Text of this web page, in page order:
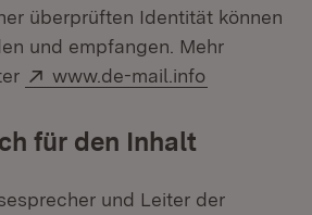
überprüften Identität können
und empfangen. Mehr
Extern:
www.de-mail.info
für den Inhalt
und Leiter der